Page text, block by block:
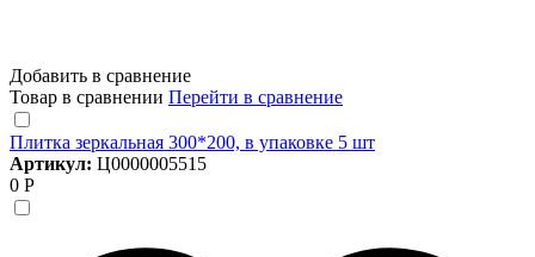
Добавить в сравнение
Товар в сравнении Перейти в сравнение
Плитка зеркальная 300*200, в упаковке 5 шт
Артикул: Ц0000005515
0 Р